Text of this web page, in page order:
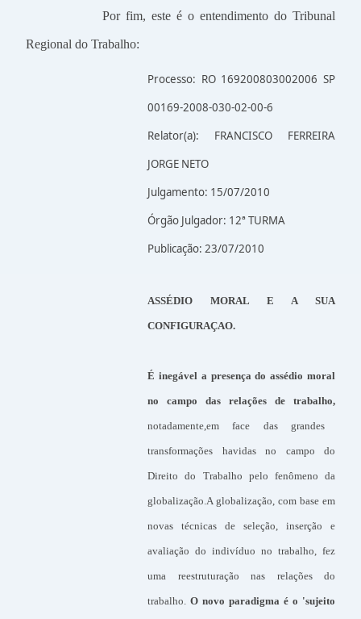
Por fim, este é o entendimento do Tribunal
Regional do Trabalho:
Processo: RO 169200803002006 SP
00169-2008-030-02-00-6
Relator(a): FRANCISCO FERREIRA
JORGE NETO
Julgamento: 15/07/2010
Órgão Julgador: 12ª TURMA
Publicação: 23/07/2010
ASSÉDIO MORAL E A SUA
CONFIGURAÇAO.
É inegável a presença do assédio moral
no campo das relações de trabalho,
notadamente,em face das grandes
transformações havidas no campo do
Direito do Trabalho pelo fenômeno da
globalização.A globalização, com base em
novas técnicas de seleção, inserção e
avaliação do indivíduo no trabalho, fez
uma reestruturação nas relações do
trabalho.O novo paradigma é o 'sujeito